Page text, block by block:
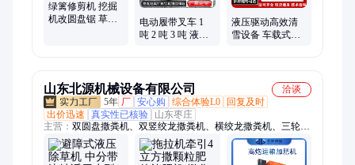
绿篱修剪机 挖掘
机改圆盘锯 草坪
电动履带叉车 1
吨 2 吨 3 吨 液压
液压驱动高效清
雪设备 车载式扫
山东北源机械设备有限公司
洽谈
5年 厂 安心购 综合体验L0
回复及时
出价迅速
真实性已核验
山东枣庄
主营： 双圆盘撒粪机、双竖绞龙撒粪机、横绞龙撒粪机、三轮车
撒粪机